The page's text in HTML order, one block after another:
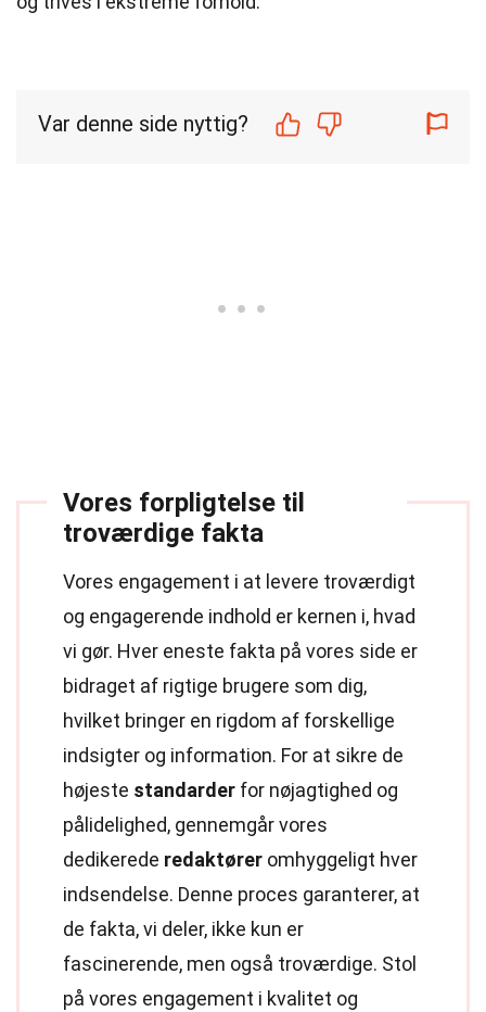
Var denne side nyttig?
Vores forpligtelse til
troværdige fakta
Vores engagement i at levere troværdigt
og engagerende indhold er kernen i, hvad
vi gør. Hver eneste fakta på vores side er
bidraget af rigtige brugere som dig,
hvilket bringer en rigdom af forskellige
indsigter og information. For at sikre de
højeste standarder for nøjagtighed og
pålidelighed, gennemgår vores
dedikerede redaktører omhyggeligt hver
indsendelse. Denne proces garanterer, at
de fakta, vi deler, ikke kun er
fascinerende, men også troværdige. Stol
på vores engagement i kvalitet og